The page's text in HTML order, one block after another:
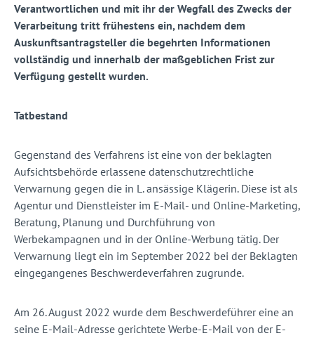
Verantwortlichen und mit ihr der Wegfall des Zwecks der
Verarbeitung tritt frühestens ein, nachdem dem
Auskunftsantragsteller die begehrten Informationen
vollständig und innerhalb der maßgeblichen Frist zur
Verfügung gestellt wurden.
Tatbestand
Gegenstand des Verfahrens ist eine von der beklagten
Aufsichtsbehörde erlassene datenschutzrechtliche
Verwarnung gegen die in L. ansässige Klägerin. Diese ist als
Agentur und Dienstleister im E-Mail- und Online-Marketing,
Beratung, Planung und Durchführung von
Werbekampagnen und in der Online-Werbung tätig. Der
Verwarnung liegt ein im September 2022 bei der Beklagten
eingegangenes Beschwerdeverfahren zugrunde.
Am 26. August 2022 wurde dem Beschwerdeführer eine an
seine E-Mail-Adresse gerichtete Werbe-E-Mail von der E-